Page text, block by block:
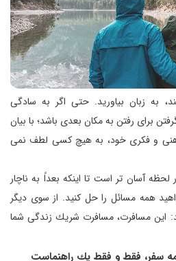
به زبان بیاورید. حتی اگر به سادگی
برای رفتن به مكان بعدی باشد؛ با بیان
و فكری خود، به هیچ كسی لطف نمی
آسان تر است تا اینكه بعداً به ناچار
همه مسائل را حل كنید. از سوی دیگر
این مسافرت، مسافرت شریك زندگی شما
سفر،‌ فقط و فقط یك راهنماست